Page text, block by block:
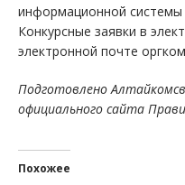
информационной
Конкурсные заявки в
электронной почте
Подготовлено
официального сайта
Похожее